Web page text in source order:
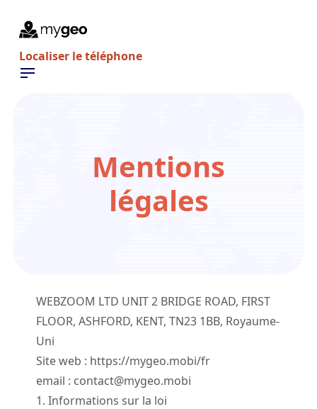
Localiser le téléphone
Mentions
légаlеѕ
WEBZOOM LTD UNIT 2 BRIDGE ROAD, FIRST
FLOOR, ASHFORD, KENT, TN23 1BB, Royaume-
Uni
Site web : https://mygeo.mobi/fr
email : contact@mygeo.mobi
1. Informations sur la loi